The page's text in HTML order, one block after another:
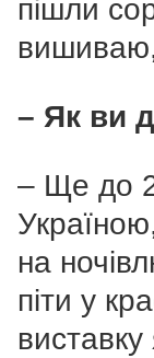
пішли
вишиваю,
– Як ви
– Ще до
на
піти у